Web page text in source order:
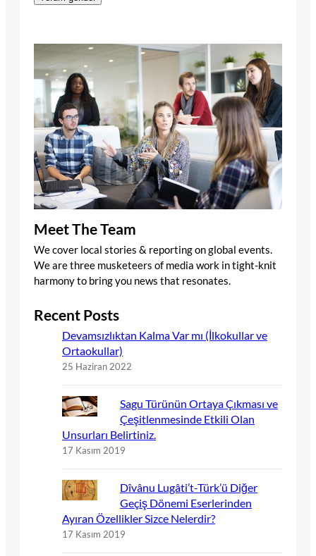
Meet The Team
We cover local stories & reporting on global events.
We are three musketeers of media work in tight-knit
harmony to bring you news that resonates.
Recent Posts
Devamsızlıktan Kalma Var mı (İlkokullar ve
Ortaokullar)
25 Haziran 2022
Sagu Türünün Ortaya Çıkması ve
Çeşitlenmesinde Etkili Olan
Unsurları Belirtiniz.
17 Kasım 2019
Dîvânu Lugâti’t-Türk’ü Diğer
Geçiş Dönemi Eserlerinden
Ayıran Özellikler Sizce Nelerdir?
17 Kasım 2019